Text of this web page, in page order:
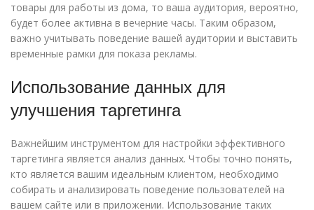
товары для работы из дома, то ваша аудитория, вероятно,
будет более активна в вечерние часы. Таким образом,
важно учитывать поведение вашей аудитории и выставить
временные рамки для показа рекламы.
Использование данных для
улучшения таргетинга
Важнейшим инструментом для настройки эффективного
таргетинга является анализ данных. Чтобы точно понять,
кто является вашим идеальным клиентом, необходимо
собирать и анализировать поведение пользователей на
вашем сайте или в приложении. Использование таких